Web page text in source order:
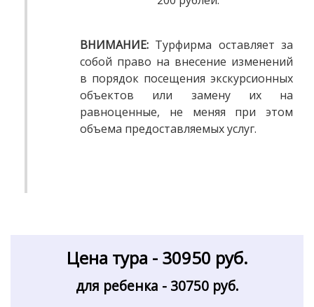
ВНИМАНИЕ: Турфирма оставляет за
собой право на внесение изменений
в порядок посещения экскурсионных
объектов или замену их на
равноценные, не меняя при этом
объема предоставляемых услуг.
Цена тура - 30950 руб.
для ребенка - 30750 руб.